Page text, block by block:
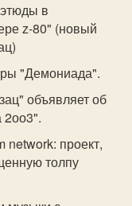
в
z-80" (новый
"Демониада".
объявляет об
2оо3".
network: проект,
толпу